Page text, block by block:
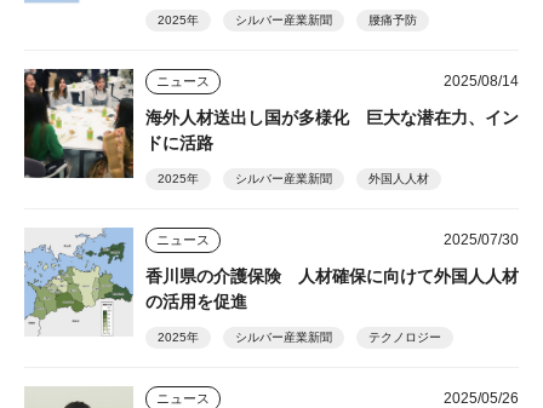
2025年 シルバー産業新聞 腰痛予防
ニュース 2025/08/14
海外人材送出し国が多様化 巨大な潜在力、イン
ドに活路
2025年 シルバー産業新聞 外国人人材
ニュース 2025/07/30
香川県の介護保険 人材確保に向けて外国人人材
の活用を促進
2025年 シルバー産業新聞 テクノロジー
ニュース 2025/05/26